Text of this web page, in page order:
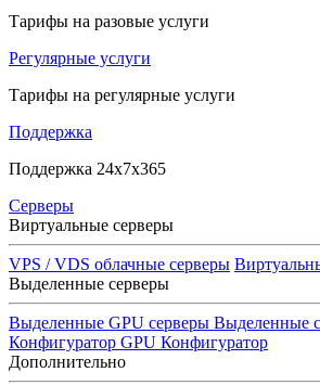
Тарифы на разовые услуги
Регулярные услуги
Тарифы на регулярные услуги
Поддержка
Поддержка 24x7x365
Серверы
Виртуальные серверы
VPS / VDS облачные серверы
Выделенные серверы
Выделенные GPU серверы Выделенные
Конфигуратор GPU Конфигуратор
Дополнительно